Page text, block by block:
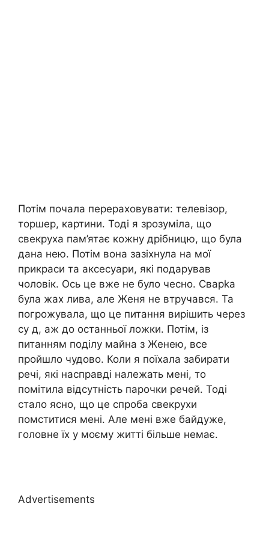
Потім почала перераховувати: телевізор,
торшер, картини. Тоді я зрозуміла, що
свекруха пам’ятає кожну дрібницю, що була
дана нею. Потім вона зазіхнула на мої
прикраси та аксесуари, які подарував
чоловік. Ось це вже не було чесно. Сварkа
була жах лива, але Женя не втручався. Та
погрожувала, що це питання вирішить через
су д, аж до останньої ложки. Потім, із
питанням поділу майна з Женею, все
пройшло чудово. Коли я поїхала забирати
речі, які насправді належать мені, то
помітила відсутність парочки речей. Тоді
стало ясно, що це спроба свекрухи
помститися мені. Але мені вже байдуже,
головне їх у моєму житті більше немає.
Advertisements